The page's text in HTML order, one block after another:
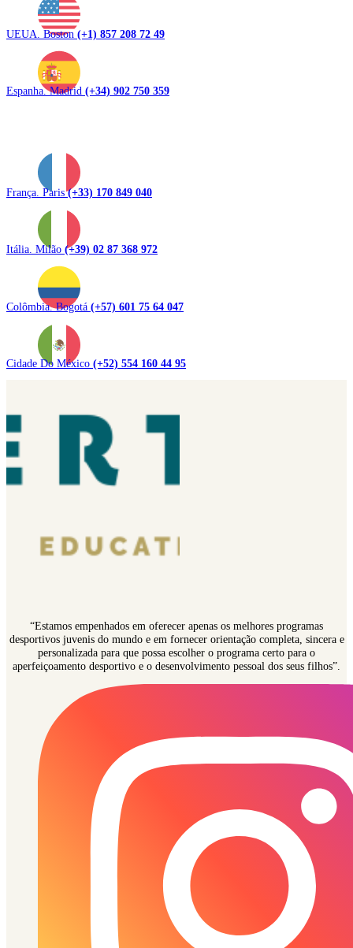
UEUA. Boston (+1) 857 208 72 49
Espanha. Madrid (+34) 902 750 359
França. Paris(+33) 170 849 040
Itália. Milão (+39) 02 87 368 972
Colômbia. Bogotá (+57) 601 75 64 047
Cidade Do México (+52) 554 160 44 95
“Estamos empenhados em oferecer apenas os melhores programas
desportivos juvenis do mundo e em fornecer orientação completa, sincera e
personalizada para que possa escolher o programa certo para o
aperfeiçoamento desportivo e o desenvolvimento pessoal dos seus filhos”.